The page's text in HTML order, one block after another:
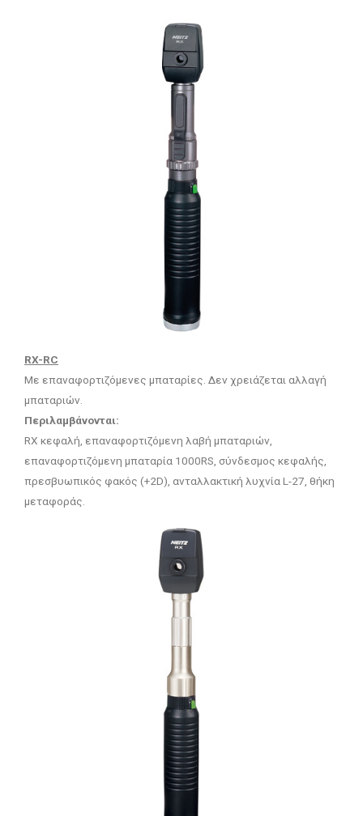
RX-RC
Με επαναφορτιζόμενες μπαταρίες. Δεν χρειάζεται αλλαγή
μπαταριών.
Περιλαμβάνονται:
RX κεφαλή, επαναφορτιζόμενη λαβή μπαταριών,
επαναφορτιζόμενη μπαταρία 1000RS, σύνδεσμος κεφαλής,
πρεσβυωπικός φακός (+2D), ανταλλακτική λυχνία L-27, θήκη
μεταφοράς.